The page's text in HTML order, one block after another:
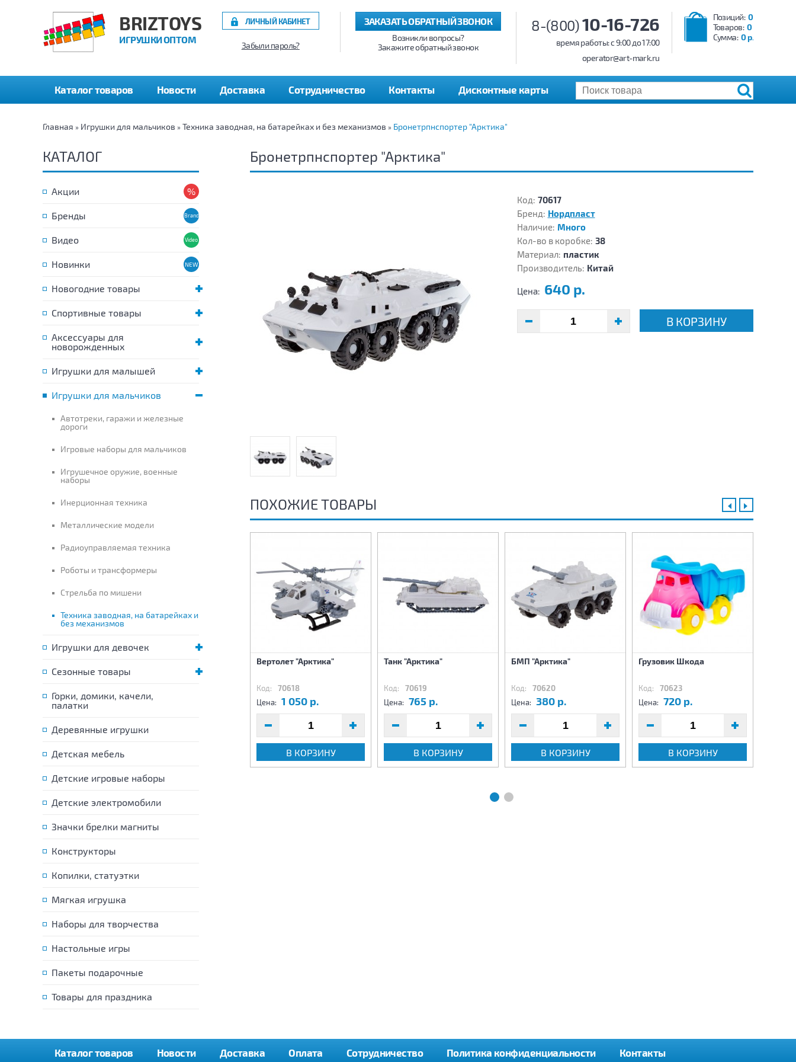
BRIZTOYS
ИГРУШКИ ОПТОМ
Позиций: 0
Товаров: 0
Сумма: 0 р.
8-(800)10-16-726
время работы: c 9:00 до 17:00
operator@art-mark.ru
ЗАКАЗАТЬ ОБРАТНЫЙ ЗВОНОК
Возникли вопросы?
Закажите обратный звонок
ЛИЧНЫЙ КАБИНЕТ
Забыли пароль?
Каталог товаров Новости Доставка Сотрудничество Контакты Дисконтные карты
Главная » Игрушки для мальчиков » Техника заводная, на батарейках и без механизмов » Бронетрпнспортер "Арктика"
КАТАЛОГ
Акции
Бренды
Видео
Новинки
Новогодние товары
Спортивные товары
Аксессуары для
новорожденных
Игрушки для малышей
Игрушки для мальчиков
Автотреки, гаражи и железные
дороги
Игровые наборы для мальчиков
Игрушечное оружие, военные
наборы
Инерционная техника
Металлические модели
Радиоуправляемая техника
Роботы и трансформеры
Стрельба по мишени
Техника заводная, на батарейках и
без механизмов
Игрушки для девочек
Сезонные товары
Горки, домики, качели,
палатки
Деревянные игрушки
Детская мебель
Детские игровые наборы
Детские электромобили
Значки брелки магниты
Конструкторы
Копилки, статуэтки
Мягкая игрушка
Наборы для творчества
Настольные игры
Пакеты подарочные
Товары для праздника
Бронетрпнспортер "Арктика"
Код: 70617
Бренд: Нордпласт
Наличие: Много
Кол-во в коробке: 38
Материал: пластик
Производитель: Китай
Цена: 640 р.
В КОРЗИНУ
ПОХОЖИЕ ТОВАРЫ
1:20 (свет, звук)
480 р.
В КОРЗИНУ
Цена:
Вертолет "Арктика"
Код: 70618
Цена: 1 050 р.
В КОРЗИНУ
Танк "Арктика"
Код: 70619
Цена: 765 р.
В КОРЗИНУ
БМП "Арктика"
Код: 70620
Цена: 380 р.
В КОРЗИНУ
Грузовик Шкода
Код: 70623
Цена: 720 р.
В КОРЗИНУ
Каталог товаров Новости Доставка Оплата Сотрудничество Политика конфиденциальности Контакты